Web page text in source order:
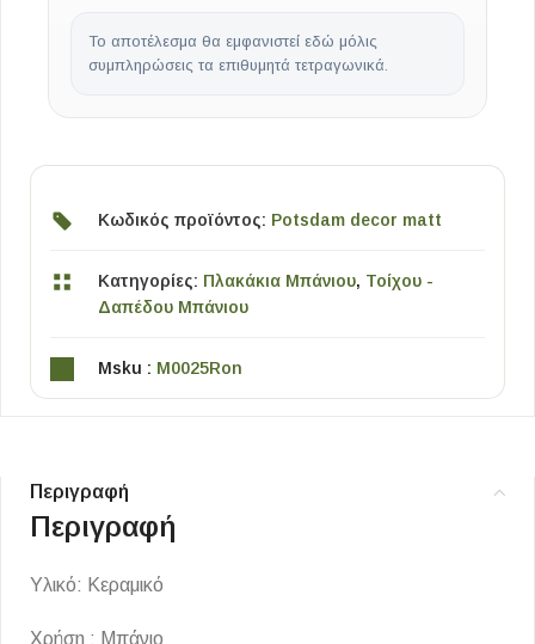
Το αποτέλεσμα θα εμφανιστεί εδώ μόλις
συμπληρώσεις τα επιθυμητά τετραγωνικά.
Κωδικός προϊόντος: Potsdam decor matt
Κατηγορίες: Πλακάκια Μπάνιου, Τοίχου -
Δαπέδου Μπάνιου
Msku : M0025Ron
Περιγραφή
Περιγραφή
Υλικό: Κεραμικό
Χρήση : Μπάνιο